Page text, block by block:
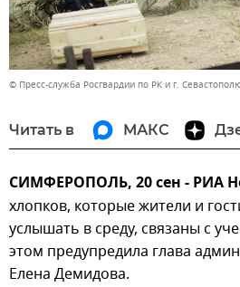
© Пресс-служба Росгвардии по РК и г.
Читать в МАКС
СИМФЕРОПОЛЬ, 20 сен - РИА
хлопков, которые жители и
услышать в среду, связаны с
этом предупредила глава
Елена Демидова.